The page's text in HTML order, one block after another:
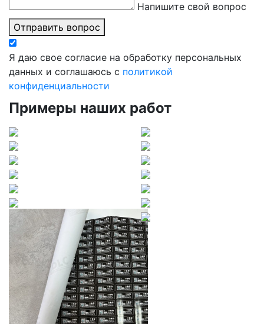
Напишите свой вопрос
Отправить вопрос
Я даю свое согласие на обработку персональных
данных и соглашаюсь с политикой
конфиденциальности
Примеры наших работ